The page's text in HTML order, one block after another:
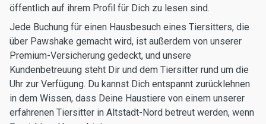
öffentlich auf ihrem Profil für Dich zu lesen sind.
Jede Buchung für einen Hausbesuch eines Tiersitters, die
über Pawshake gemacht wird, ist außerdem von unserer
Premium-Versicherung gedeckt, und unsere
Kundenbetreuung steht Dir und dem Tiersitter rund um die
Uhr zur Verfügung. Du kannst Dich entspannt zurücklehnen
in dem Wissen, dass Deine Haustiere von einem unserer
erfahrenen Tiersitter in Altstadt-Nord betreut werden, wenn